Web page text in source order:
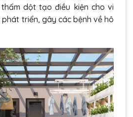
dột tạo điều kiện cho vi
triển, gây các bệnh về hô